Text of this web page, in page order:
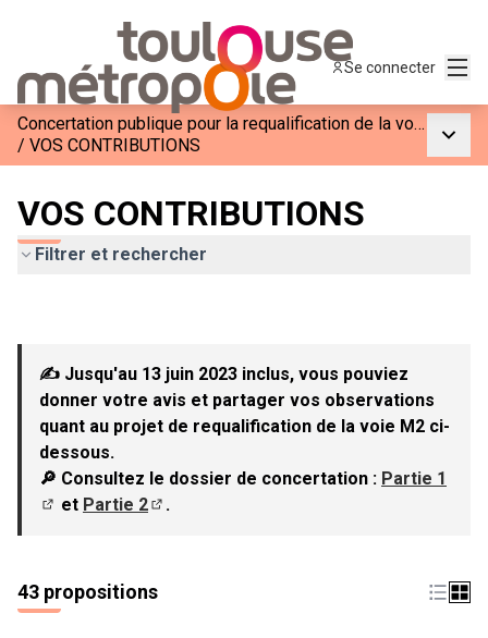
Se connecter
Concertation publique pour la requalification de la voie M2
/ VOS CONTRIBUTIONS
VOS CONTRIBUTIONS
Filtrer et rechercher
✍ Jusqu'au 13 juin 2023 inclus, vous pouviez
donner votre avis et partager vos observations
quant au projet de requalification de la voie M2 ci-
dessous.
🔎 Consultez le dossier de concertation : Partie 1
et Partie 2
.
43 propositions